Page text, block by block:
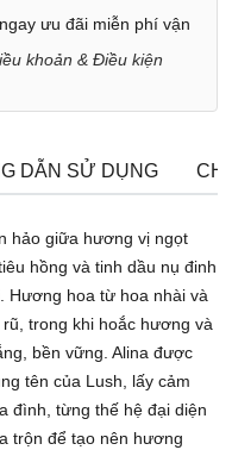
ưu đãi miễn phí vận
khoản & Điều kiện
DẪN SỬ DỤNG
hảo giữa hương vị ngọt
hồng và tinh dầu nụ đinh
Hương hoa từ hoa nhài và
trong khi hoắc hương và
bền vững. Alina được
tên của Lush, lấy cảm
đình, từng thế hệ đại diện
trộn để tạo nên hương